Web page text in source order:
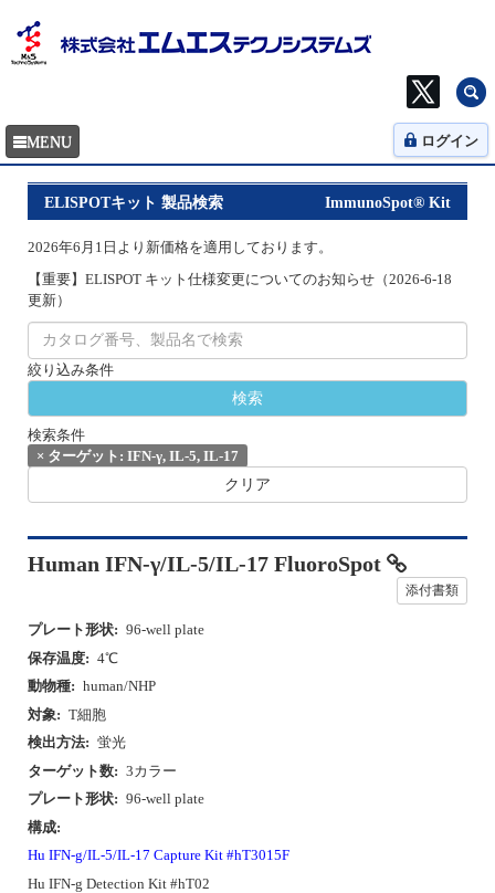
ログイン
ImmunoSpot® Kit
ELISPOTキット 製品検索
2026年6月1日より新価格を適用しております。
【重要】ELISPOT キット仕様変更についてのお知らせ（2026-6-18
更新）
絞り込み条件
検索条件
× ターゲット: IFN-γ, IL-5, IL-17
クリア
Human IFN-γ/IL-5/IL-17 FluoroSpot
添付書類
プレート形状: 96-well plate
保存温度: 4℃
動物種: human/NHP
対象: T細胞
検出方法: 蛍光
ターゲット数: 3カラー
プレート形状: 96-well plate
構成:
Hu IFN-g/IL-5/IL-17 Capture Kit #hT3015F
Hu IFN-g Detection Kit #hT02